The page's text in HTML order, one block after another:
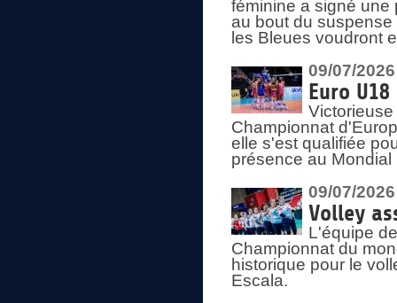
féminine a signé une
au bout du
les Bleues voudront
09/07/2026
Euro
Championnat
elle s'est qualifiée
présence au
09/07/2026
Volley
L'équipe
Championnat du
historique pour le
Escala.